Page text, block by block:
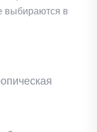
выбираются в